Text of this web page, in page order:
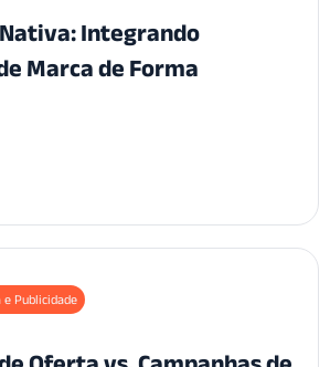
Integrando
Marca de Forma
e Publicidade